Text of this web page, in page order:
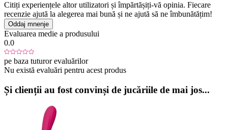
Citiți experiențele altor utilizatori și împărtășiți-vă opinia. Fiecare
recenzie ajută la alegerea mai bună și ne ajută să ne îmbunătățim!
Oddaj mnenje
Evaluarea medie a produsului
0.0
pe baza tuturor evaluărilor
Nu există evaluări pentru acest produs
Și clienții au fost convinși de jucăriile de mai jos...